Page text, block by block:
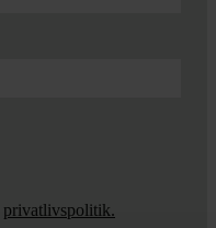
privatlivspolitik.